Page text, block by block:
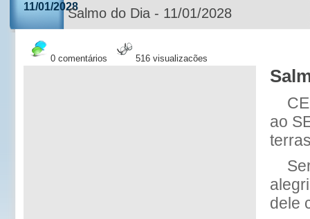
11/01/2028Salmo do Dia - 11/01/2028
0 comentários 516 visualizações
ao
dele